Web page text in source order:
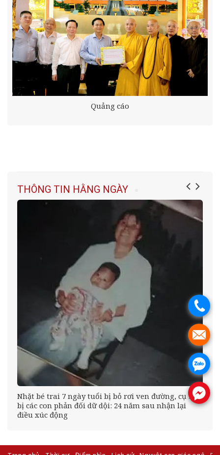
Quảng cáo
THÔNG TIN HẰNG NGÀY
Nhặt bé trai 7 ngày tuổi bị bỏ rơi ven đường, cụ bà
bị các con phản đối dữ dội: 24 năm sau nhận lại
điều xúc động
.
.
.
.